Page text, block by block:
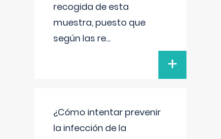
recogida de esta
muestra, puesto que
según las re...
+
¿Cómo intentar prevenir
la infección de la